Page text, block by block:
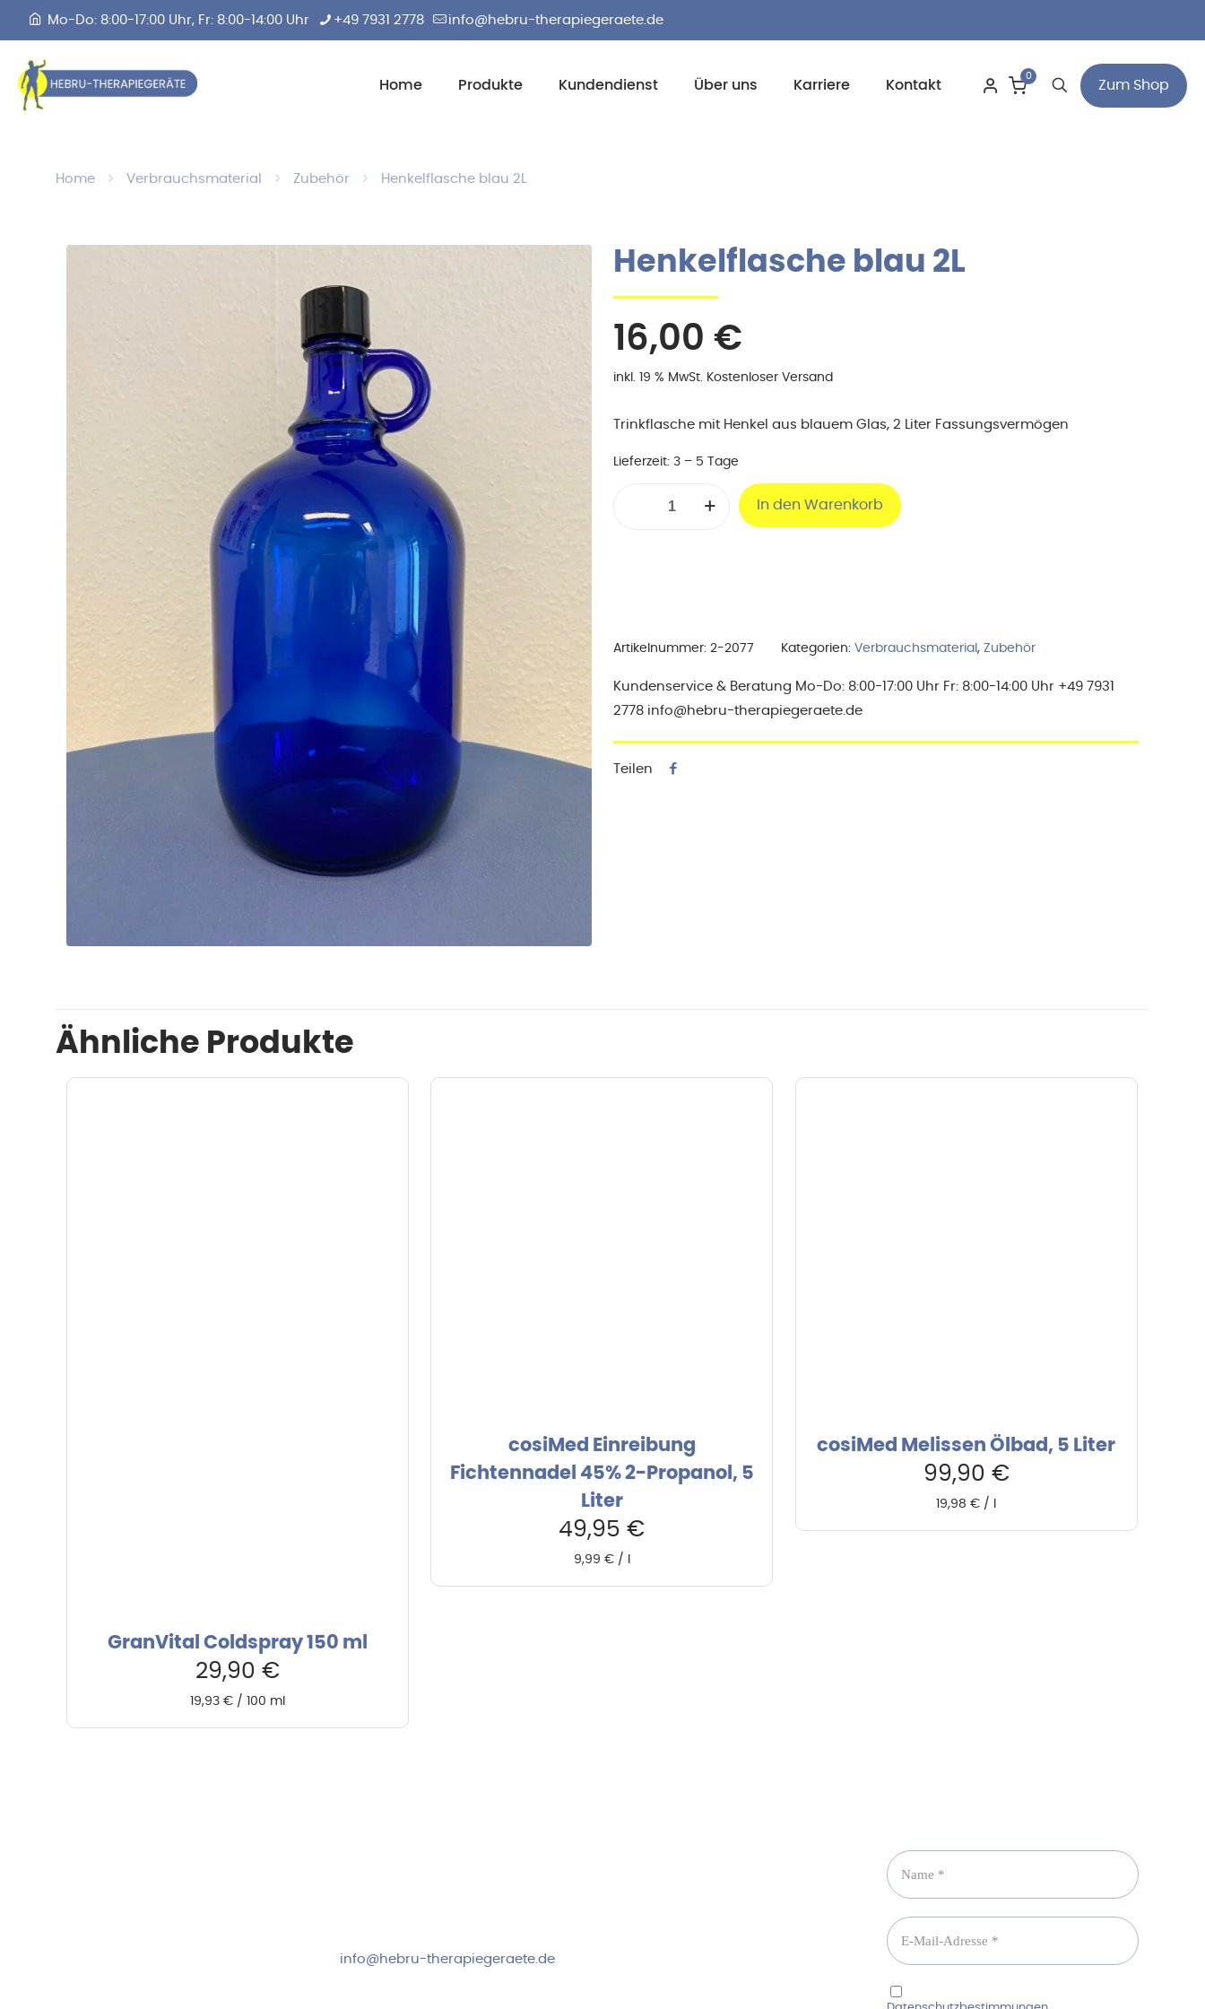
Mo-Do: 8:00-17:00 Uhr, Fr: 8:00-14:00 Uhr +49 7931 2778 info@hebru-therapiegeraete.de
Home Produkte Kundendienst Über uns Karriere Kontakt
0
Zum Shop
Home Verbrauchsmaterial Zubehör Henkelflasche blau 2L
Henkelflasche blau 2L
16,00 €
inkl. 19 % MwSt. Kostenloser Versand
Trinkflasche mit Henkel aus blauem Glas, 2 Liter Fassungsvermögen
Lieferzeit: 3 – 5 Tage
In den Warenkorb
Artikelnummer: 2-2077 Kategorien: Verbrauchsmaterial , Zubehör
Kundenservice & Beratung Mo-Do: 8:00-17:00 Uhr Fr: 8:00-14:00 Uhr +49 7931
2778 info@hebru-therapiegeraete.de
Teilen
Ähnliche Produkte
GranVital Coldspray 150 ml
29,90€
19,93€ /100 ml
cosiMed Einreibung
Fichtennadel 45% 2-Propanol, 5
Liter
49,95€
9,99 €/
cosiMed Melissen Ölbad, 5 Liter
99,90 €
19,98€ /
info@hebru-therapiegeraete.de